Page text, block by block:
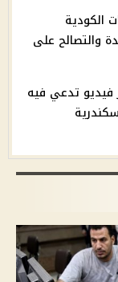
الكودية
والتصالح على
تدعي فيه